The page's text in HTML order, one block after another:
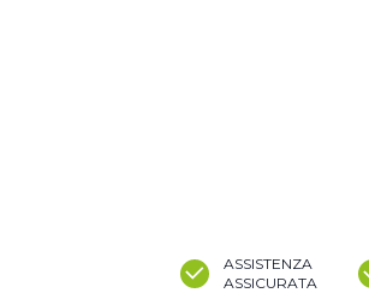
ASSISTENZA
ASSICURATA